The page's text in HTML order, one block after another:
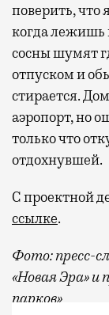
поверить, что
когда лежишь
сосны шумят
отпуском и
стирается.
аэропорт, но
только что
отдохнувшей.
С проектной
ссылке.
Фото:пресс-
«Новая Эра» и
парков»